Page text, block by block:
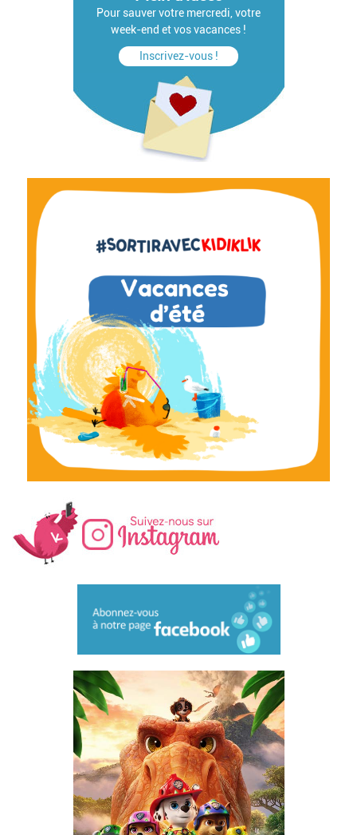
Pour sauver votre mercredi, votre
week-end et vos vacances !
Inscrivez-vous !